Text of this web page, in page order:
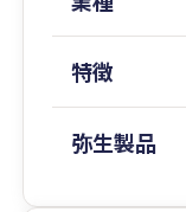
特徴
弥生製品